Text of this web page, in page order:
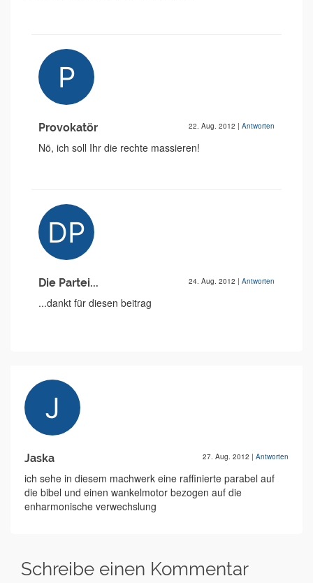
Provokatör 22. Aug. 2012 | Antworten
Nö, ich soll Ihr die rechte massieren!
Die Partei... 24. Aug. 2012 | Antworten
...dankt für diesen beitrag
Jaska 27. Aug. 2012 | Antworten
ich sehe in diesem machwerk eine raffinierte parabel auf
die bibel und einen wankelmotor bezogen auf die
enharmonische verwechslung
Schreibe einen Kommentar